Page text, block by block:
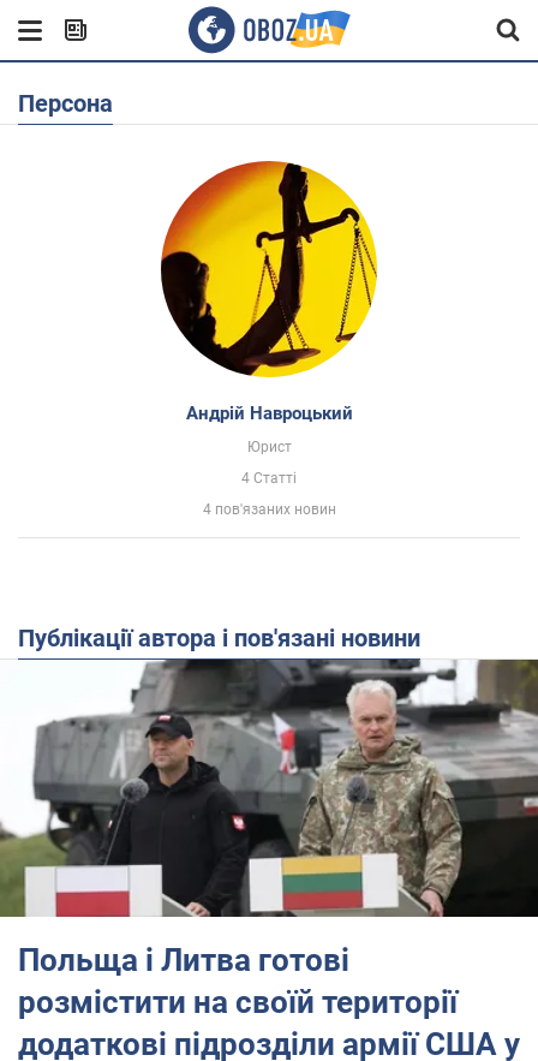
Персона
Андрій Навроцький
Юрист
4 Статті
4 пов'язаних новин
Публікації автора і пов'язані новини
Польща і Литва готові
розмістити на своїй території
додаткові підрозділи армії США у